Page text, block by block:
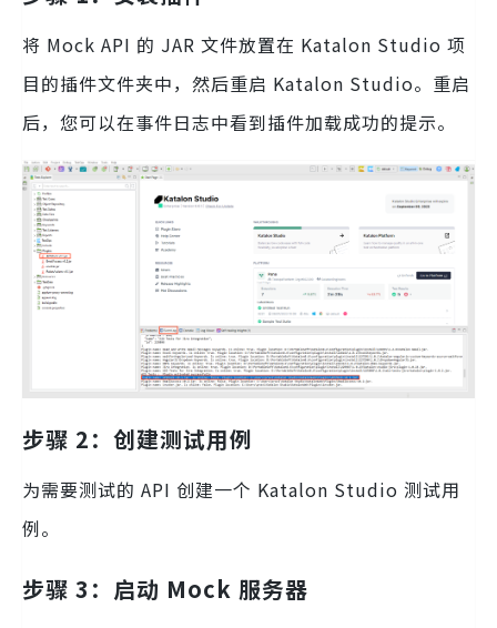
将 Mock API 的 JAR 文件放置在 Katalon Studio 项
目的插件文件夹中，然后重启 Katalon Studio。重启
后，您可以在事件日志中看到插件加载成功的提示。
步骤 2：创建测试用例
为需要测试的 API 创建一个 Katalon Studio 测试用
例。
步骤 3：启动 Mock 服务器